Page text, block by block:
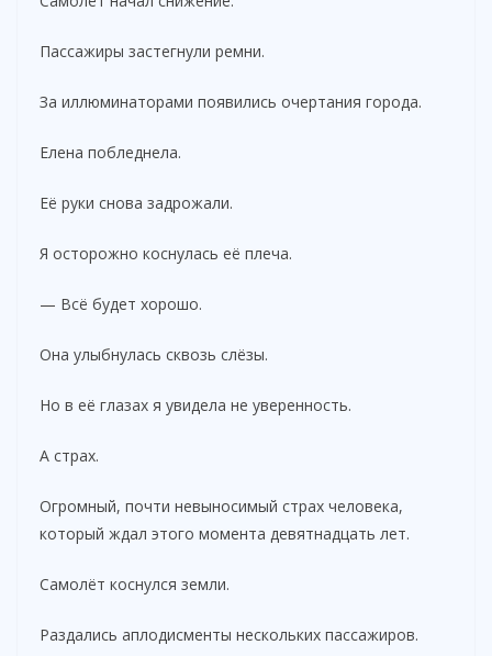
Пассажиры застегнули ремни.
За иллюминаторами появились очертания города.
Елена побледнела.
Её руки снова задрожали.
Я осторожно коснулась её плеча.
— Всё будет хорошо.
Она улыбнулась сквозь слёзы.
Но в её глазах я увидела не уверенность.
А страх.
Огромный, почти невыносимый страх человека,
который ждал этого момента девятнадцать лет.
Самолёт коснулся земли.
Раздались аплодисменты нескольких пассажиров.